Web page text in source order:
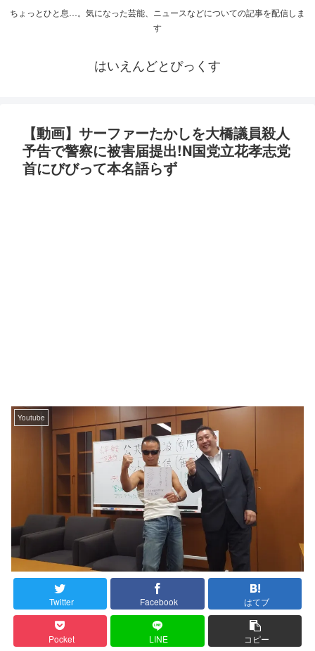
ちょっとひと息…。気になった芸能、ニュースなどについての記事を配信しま
す
はいえんどとぴっくす
【動画】サーファーたかしを大橋議員殺人
予告で警察に被害届提出!N国党立花孝志党
首にびびって本名語らず
Youtube
Twitter Facebook はてブ
Pocket LINE コピー